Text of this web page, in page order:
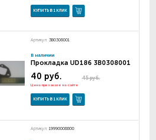
КУПИТЬ В 1 КЛИК
Артикул: 3B0308001
В наличии
Прокладка UD186 3В0308001
45 руб.
40 руб.
Цена при заказе на сайте
КУПИТЬ В 1 КЛИК
Артикул: 19990008800